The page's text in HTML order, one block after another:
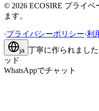
© 2026 ECOSIRE プライ
ます。
·プライバシーポリシー·利
ja 丁寧に作られました
ッド
WhatsAppでチャット